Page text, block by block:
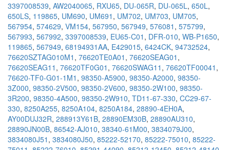
3397008539, AW2040065, RXU65, DU-065R, DU-065L, 650L,
650LS, 119865, UM690, UM691 , UM702, UM703, UM705,
567954, 574629, VM154, 567950, 567949, 576081 , 575799,
567993, 567992, 3397008539, EU65-C01 , DFR-010, WB-P1650,
119865, 567949, 68194931AA, E429015, 6424CK, 94732524,
76620SZTAG010M1 , 76620TE0A01 , 76620SEAG01 ,
76620SEAG11 , 76620TF0G01 , 76620SWAG11 , 76620TF00041 ,
76620-TF0-G01-1M1 , 98350-A5900, 98350-A2000, 98350-
3Z000, 98350-2V500, 98350-2V600, 98350-2W100, 98350-
3R200, 98350-4A500, 98350-2W910, TD11-67-330, CC29-67-
330, 8250A255, 8250A104, 8250A184, 28890-4EH0A,
AY00DUJ32R, 288913Y61B, 28890EM30B, 28890AU310,
28890JN00B, 86542-AJ010, 38340-61M00, 3834079J00,
3834080J51 , 3834080J50, 85222-52170, 85222-75010, 85222-